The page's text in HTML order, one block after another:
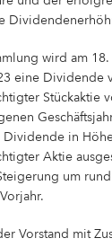
wird am
eine Dividende
Stückaktie
Dividende in
Aktie
um rund
Vorstand mit